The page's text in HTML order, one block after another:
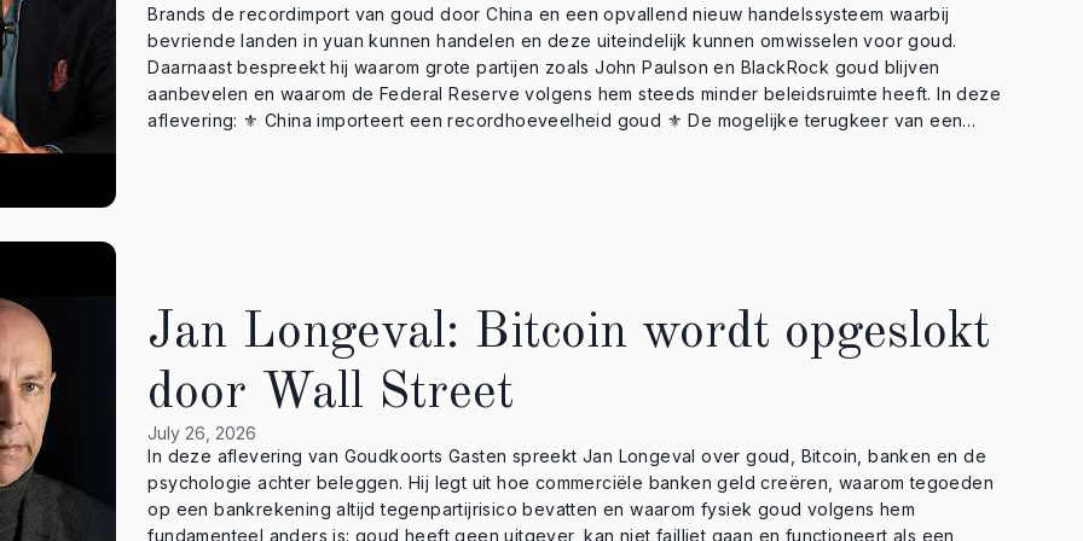
Brands de recordimport van goud door China en een opvallend nieuw handelssysteem waarbij
bevriende landen in yuan kunnen handelen en deze uiteindelijk kunnen omwisselen voor goud.
Daarnaast bespreekt hij waarom grote partijen zoals John Paulson en BlackRock goud blijven
aanbevelen en waarom de Federal Reserve volgens hem steeds minder beleidsruimte heeft. In deze
aflevering: ⚜️ China importeert een recordhoeveelheid goud ⚜️ De mogelijke terugkeer van een
Google Play: https://play.google.com/store/apps/details?id=com.goldrepublic • Apple Store:
https://apps.apple.com/nl/app/goldrepublic/id475643876 ✉️ Meld je nu aan voor onze nieuwsbrief
via: https://www.goldrepublic.nl/ 👉 Onderaan de homepage staat het formulier 📕 Bestel Barts boek:
“Chaos zonder Goud”: 👉 https://shop.goldrepublic.com/products/chaos-zonder-goud ⭐ Pre-register
voor de NFT van GoldRepublic: 👉 https://landing.goldrepublic.com/nft 🇬🇧 Volg hier ons
Engelstalige kanaal GoldRepublic Global: 👉 @GoldRepublic_Global 🏆 Ontvang maandelijks 50%
korting op de transactiekosten voor de aankoop van het spaarplan: https://bit.ly/Spaarplan 🐦 Volg
ons op X: ›› GoldRepublic: https://twitter.com/GoldRepublic ›› Bart Brands:
https://twitter.com/BartBrands1982 ›› GoldRepublic Global: https://twitter.com/GoldRepublic_EN 🚩 LET
Jan Longeval: Bitcoin wordt opgeslokt
door Wall Street
July 26, 2026
In deze aflevering van Goudkoorts Gasten spreekt Jan Longeval over goud, Bitcoin, banken en de
psychologie achter beleggen. Hij legt uit hoe commerciële banken geld creëren, waarom tegoeden
op een bankrekening altijd tegenpartijrisico bevatten en waarom fysiek goud volgens hem
fundamenteel anders is: goud heeft geen uitgever, kan niet failliet gaan en functioneert als een